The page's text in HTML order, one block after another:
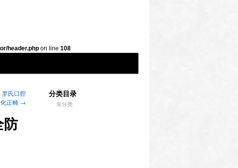
header.php on line 108
分类目录
未分类
罗氏口腔
正畸 →
防